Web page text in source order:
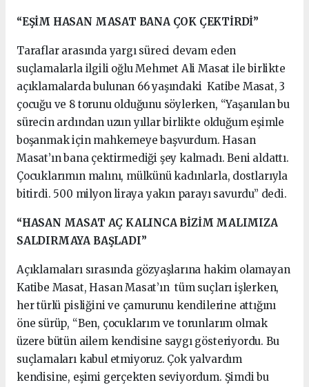
“EŞİM HASAN MASAT BANA ÇOK ÇEKTİRDİ”
Taraflar arasında yargı süreci devam eden
suçlamalarla ilgili oğlu Mehmet Ali Masat ile birlikte
açıklamalarda bulunan 66 yaşındaki Katibe Masat, 3
çocuğu ve 8 torunu olduğunu söylerken, “Yaşanılan bu
sürecin ardından uzun yıllar birlikte olduğum eşimle
boşanmak için mahkemeye başvurdum. Hasan
Masat’ın bana çektirmediği şey kalmadı. Beni aldattı.
Çocuklarımın malını, mülkünü kadınlarla, dostlarıyla
bitirdi. 500 milyon liraya yakın parayı savurdu” dedi.
“HASAN MASAT AÇ KALINCA BİZİM MALIMIZA
SALDIRMAYA BAŞLADI”
Açıklamaları sırasında gözyaşlarına hakim olamayan
Katibe Masat, Hasan Masat’ın tüm suçları işlerken,
her türlü pisliğini ve çamurunu kendilerine attığını
öne sürüp, “Ben, çocuklarım ve torunlarım olmak
üzere bütün ailem kendisine saygı gösteriyordu. Bu
suçlamaları kabul etmiyoruz. Çok yalvardım
kendisine, eşimi gerçekten seviyordum. Şimdi bu